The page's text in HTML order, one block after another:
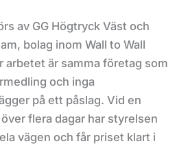
av GG Högtryck Väst och
bolag inom Wall to Wall
arbetet är samma företag som
och inga
på ett påslag. Vid en
flera dagar har styrelsen
vägen och får priset klart i